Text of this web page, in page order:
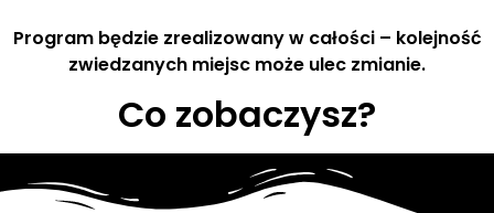
Program będzie zrealizowany w całości – kolejność
zwiedzanych miejsc może ulec zmianie.
Co zobaczysz?